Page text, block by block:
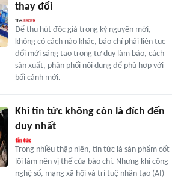
thay đổi
Để thu hút độc giả trong kỷ nguyên mới,
không có cách nào khác, báo chí phải liên tục
đổi mới sáng tạo trong tư duy làm báo, cách
sản xuất, phân phối nội dung để phù hợp với
bối cảnh mới.
Khi tin tức không còn là đích đến
duy nhất
Trong nhiều thập niên, tin tức là sản phẩm cốt
lõi làm nên vị thế của báo chí. Nhưng khi công
nghệ số, mạng xã hội và trí tuệ nhân tạo (AI)